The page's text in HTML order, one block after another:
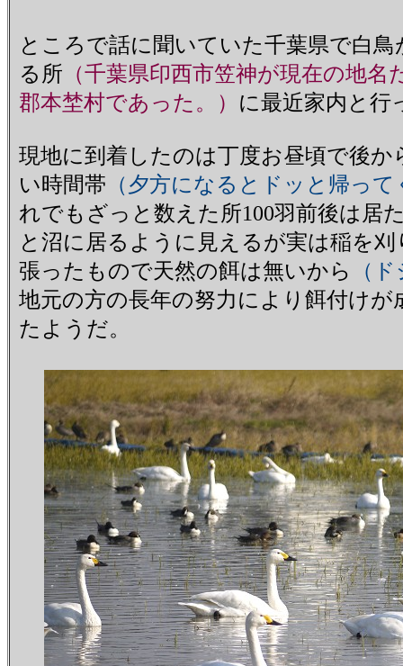
ところで話に聞いていた千葉県で白
る所 （千葉県印西市笠神が現在の地
郡本埜村であった。） に最近家内と行
現地に到着したのは丁度お昼頃で後
い時間帯 （夕方になるとドッと帰っ
れでもざっと数えた所100羽前後は
と沼に居るように見えるが実は稲を
張ったもので天然の餌は無いから
（
地元の方の長年の努力により餌付け
たようだ。